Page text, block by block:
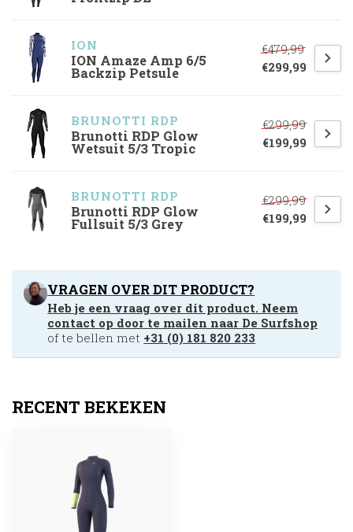
ION
ION Amaze Amp 6/5
Backzip Petsule
€479,99
€299,99
BRUNOTTI RDP
Brunotti RDP Glow
Wetsuit 5/3 Tropic
€299,99
€199,99
BRUNOTTI RDP
Brunotti RDP Glow
Fullsuit 5/3 Grey
€299,99
€199,99
VRAGEN OVER DIT PRODUCT?
Heb je een vraag over dit product. Neem
contact op door te mailen naar De Surfshop
of te bellen met +31 (0) 181 820 233
RECENT BEKEKEN